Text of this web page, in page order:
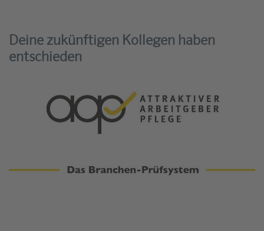
Deine zukünftigen Kollegen haben
entschieden